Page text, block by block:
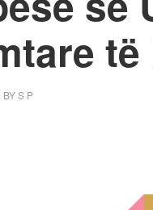
të
BYS P